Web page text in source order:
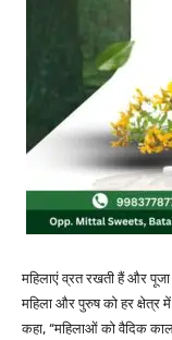
महिलाएं व्रत रखती हैं और
महिला और पुरुष को हर क्षेत्र में
कहा, “महिलाओं को वैदिक